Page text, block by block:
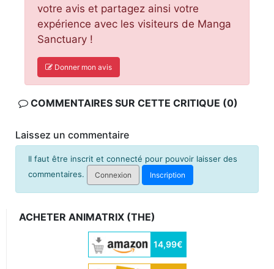
votre avis et partagez ainsi votre
expérience avec les visiteurs de Manga
Sanctuary !
Donner mon avis
COMMENTAIRES SUR CETTE CRITIQUE (0)
Laissez un commentaire
Il faut être inscrit et connecté pour pouvoir laisser des
commentaires.
Connexion Inscription
ACHETER ANIMATRIX (THE)
14,99€